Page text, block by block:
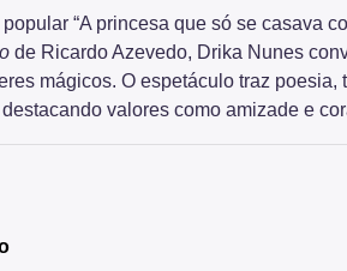
“A princesa que só se casava
de Ricardo Azevedo, Drika Nunes
mágicos. O espetáculo traz
valores como amizade e